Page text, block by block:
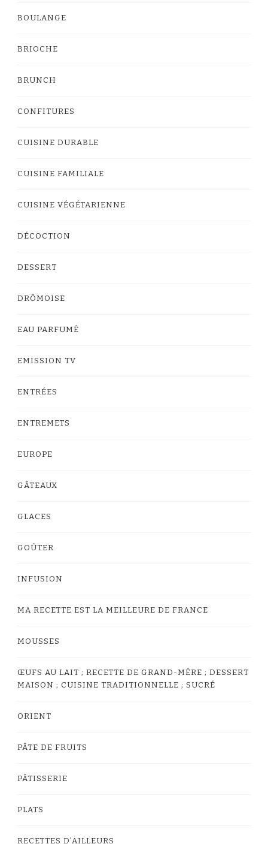
BOULANGE
BRIOCHE
BRUNCH
CONFITURES
CUISINE DURABLE
CUISINE FAMILIALE
CUISINE VÉGÉTARIENNE
DÉCOCTION
DESSERT
DRÔMOISE
EAU PARFUMÉ
EMISSION TV
ENTRÉES
ENTREMETS
EUROPE
GÂTEAUX
GLACES
GOÛTER
INFUSION
MA RECETTE EST LA MEILLEURE DE FRANCE
MOUSSES
ŒUFS AU LAIT ; RECETTE DE GRAND-MÈRE ; DESSERT
MAISON ; CUISINE TRADITIONNELLE ; SUCRÉ
ORIENT
PÂTE DE FRUITS
PÂTISSERIE
PLATS
RECETTES D'AILLEURS